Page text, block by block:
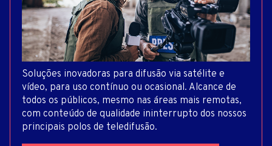
Soluções inovadoras para difusão via satélite e
vídeo, para uso contínuo ou ocasional. Alcance de
todos os públicos, mesmo nas áreas mais remotas,
com conteúdo de qualidade ininterrupto dos nossos
principais polos de teledifusão.